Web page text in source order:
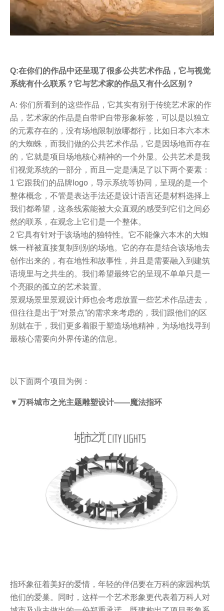
Q:在你们的作品中还呈现了很多公共艺术作品，它与视觉
系统有什么联系？它与艺术家的作品又有什么区别？
A: 你们所看到的这些作品，它其实有别于传统艺术家的作
品，艺术家的作品是自带IP自带形象标签，可以是以独立
的元素存在的，没有场地限制放哪都行，比如日本六本木
的大蜘蛛，而我们做的公共艺术作品，它是因场地而存在
的，它就是项目场地核心精神的一个外显。公共艺术是我
们视觉系统的一部分，而且一定是满足了以下两个要素：
1 它跟我们的品牌logo，导示系统等协同，呈现的是一个
整体概念，不管是表达手法还是设计语言还是材料选择上
我们都希望，这条线索能被大众直观的感受到它们之间必
然的联系，在观念上它们是一个整体。
2 它具有针对于该场地的独特性。它不能像六本木的大蜘
蛛一样被直接复制到别的场地。它的存在是结合该场地去
创作出来的，有在地性和故事性，并且是需要融入到建筑
语境里与之共生的。我们希望最终它的呈现不单单只是一
个亮眼的孤立的艺术装置。
景观场景里景观设计师也会考虑放置一些艺术作品进去，
但往往是出于“对景点”的需求来考虑的，我们跟他们的区
别就在于，我们更多着眼于塑造场地精神，为场地找寻到
最核心需要向外界传递的信息。
以下面两个项目为例：
▼万科城市之光主题雕塑设计——魔法指环
指环象征着美好的爱情，年轻的伴侣要在万科的家园构筑
他们的爱巢。同时，这样一个艺术形象更代表着万科人对